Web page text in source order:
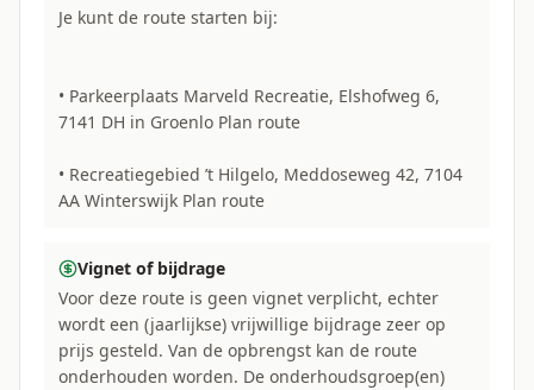
Je kunt de route starten bij:
• Parkeerplaats Marveld Recreatie, Elshofweg 6,
7141 DH in Groenlo Plan route
• Recreatiegebied ’t Hilgelo, Meddoseweg 42, 7104
AA Winterswijk Plan route
Vignet of bijdrage
Voor deze route is geen vignet verplicht, echter
wordt een (jaarlijkse) vrijwillige bijdrage zeer op
prijs gesteld. Van de opbrengst kan de route
onderhouden worden. De onderhoudsgroep(en)